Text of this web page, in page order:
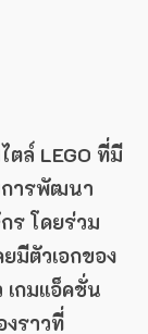
ตล์ LEGO ที่มี
การพัฒนา
ร โดยร่วม
มีตัวเอกของ
เกมแอ็คชั่น
งราวที่